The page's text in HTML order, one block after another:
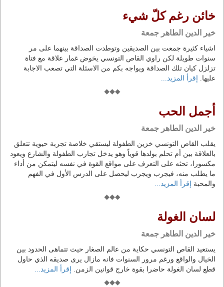
خائن رغم كلّ شيء
خير الدين الطاهر جمعة
اشياء كثيرة جمعت بين الصديقين وتوطدت الصداقة بينهما على مر
سنوات طويلة لكن راوي القاص التونسي يخوض غمار علاقة مع فتاة
تزلزل كيان تلك الصداقة ويواجه بكم من الاسئلة التي تصعب الاجابة
عليها.
إقرأ المزيد...
أجمل الحب
خير الدين الطاهر جمعة
يقلب القاص التونسي خزين الطفولة ليستقي خلاصة تجربة حيوية تتعلق
بالعلاقة بين أم تحلم بولدها قوياً وهو يدخل تجارب الطفولة والشارع ويعود
مكسورا، تحثه على التعرف على مواقع القوة في نفسه ليتمكن من أداء
ما يطلب منه، فيجرب ويجرب ليحصل على الدرس الأول في الفهم
والمحبة
إقرأ المزيد...
لسان الغولة
خير الدين الطاهر جمعة
يستعيد القاص التونسي حكاية من عالم الصغار حيث تتماهى الحدود بين
الخيال والواقع ورغم مرور السنوات فانه مازال يرى صديقه الذي حاول
قطع لسان الغولة حاضرا بقوة خارج قوانين الزمن.
إقرأ المزيد...